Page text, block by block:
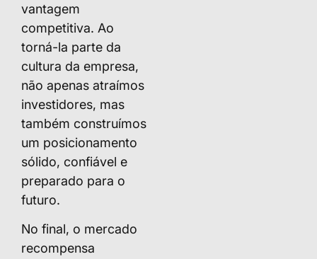
vantagem
competitiva. Ao
torná-la parte da
cultura da empresa,
não apenas atraímos
investidores, mas
também construímos
um posicionamento
sólido, confiável e
preparado para o
futuro.
No final, o mercado
recompensa